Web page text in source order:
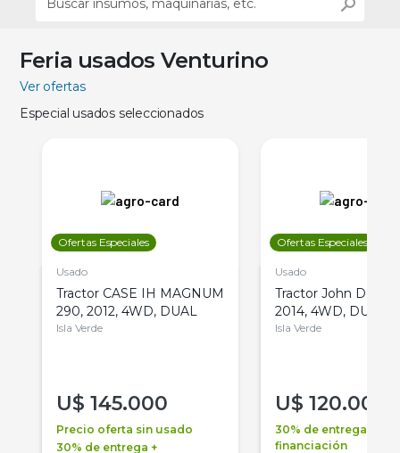
Feria usados Venturino
Ver ofertas
Especial usados seleccionados
Ofertas Especiales
Usado
Tractor CASE IH MAGNUM
290, 2012, 4WD, DUAL
Isla Verde
U$ 145.000
Precio oferta sin usado
30% de entrega +
Ofertas Especiales
Usado
Tractor John Deere
2014, 4WD, DUAL
Isla Verde
U$ 120.000
30% de entrega +
financiación